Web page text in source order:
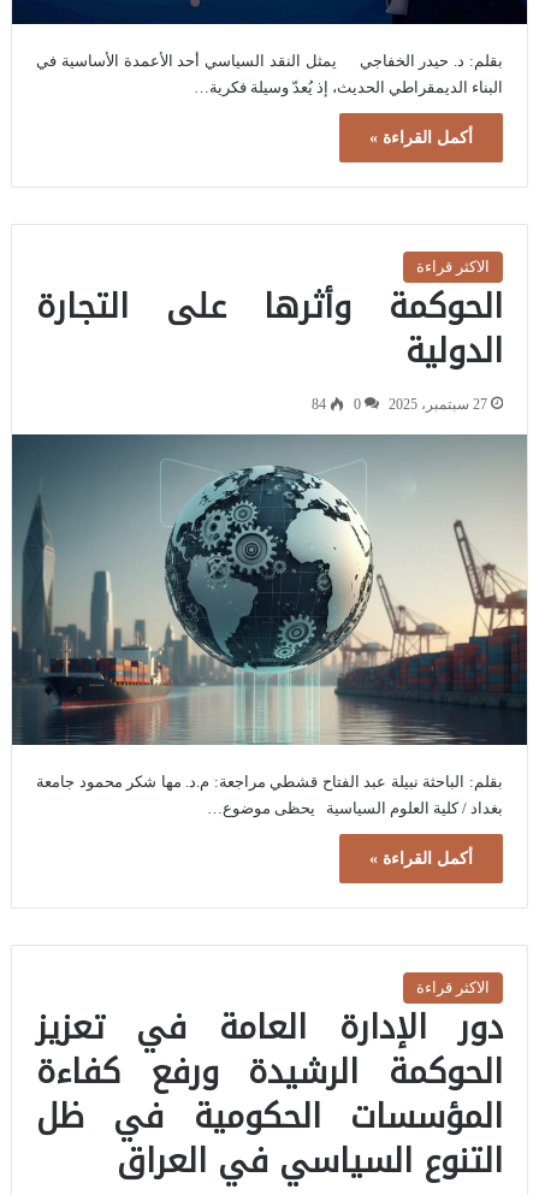
بقلم: د. حيدر الخفاجي يمثل النقد السياسي أحد الأعمدة الأساسية في
البناء الديمقراطي الحديث، إذ يُعدّ وسيلة فكرية…
أكمل القراءة »
الاكثر قراءة
الحوكمة وأثرها على التجارة
الدولية
27 سبتمبر، 2025 0
84
بقلم: الباحثة نبيلة عبد الفتاح قشطي مراجعة: م.د. مها شكر محمود جامعة
بغداد / كلية العلوم السياسية يحظى موضوع…
أكمل القراءة »
الاكثر قراءة
دور الإدارة العامة في تعزيز
الحوكمة الرشيدة ورفع كفاءة
المؤسسات الحكومية في ظل
التنوع السياسي في العراق